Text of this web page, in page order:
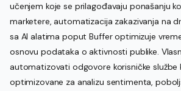
učenjem koje se prilagođavaju ponašanju
marketere, automatizacija zakazivanja na
sa AI alatima poput Buffer optimizuje
osnovu podataka o aktivnosti publike.
automatizovati odgovore korisničke
optimizovane za analizu sentimenta,